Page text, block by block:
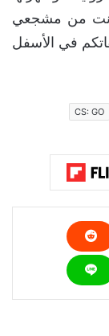
أنت من مشجعي
في الأسفل
CS: GO